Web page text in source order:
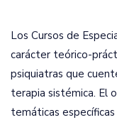
Los Cursos de
carácter teórico-
psiquiatras que
terapia sistémica. El
temáticas